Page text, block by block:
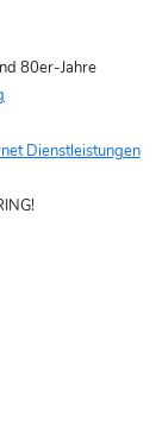
80er-Jahre
Dienstleistungen